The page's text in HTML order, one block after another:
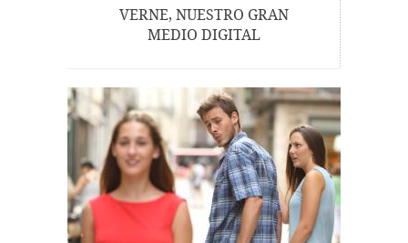
VERNE, NUESTRO GRAN
MEDIO DIGITAL